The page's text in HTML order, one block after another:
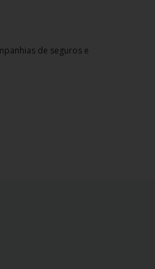
de seguros e